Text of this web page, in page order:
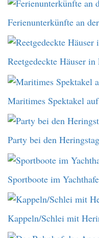
Ferienunterkünfte an
Reetgedeckte Häuser in
Maritimes Spektakel
Party bei den
Sportboote im
Kappeln/Schlei mit